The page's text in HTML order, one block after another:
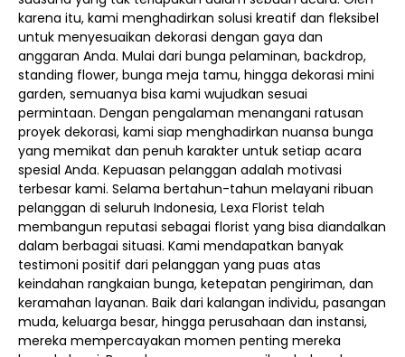
karena itu, kami menghadirkan solusi kreatif dan fleksibel
untuk menyesuaikan dekorasi dengan gaya dan
anggaran Anda. Mulai dari bunga pelaminan, backdrop,
standing flower, bunga meja tamu, hingga dekorasi mini
garden, semuanya bisa kami wujudkan sesuai
permintaan. Dengan pengalaman menangani ratusan
proyek dekorasi, kami siap menghadirkan nuansa bunga
yang memikat dan penuh karakter untuk setiap acara
spesial Anda. Kepuasan pelanggan adalah motivasi
terbesar kami. Selama bertahun-tahun melayani ribuan
pelanggan di seluruh Indonesia, Lexa Florist telah
membangun reputasi sebagai florist yang bisa diandalkan
dalam berbagai situasi. Kami mendapatkan banyak
testimoni positif dari pelanggan yang puas atas
keindahan rangkaian bunga, ketepatan pengiriman, dan
keramahan layanan. Baik dari kalangan individu, pasangan
muda, keluarga besar, hingga perusahaan dan instansi,
mereka mempercayakan momen penting mereka